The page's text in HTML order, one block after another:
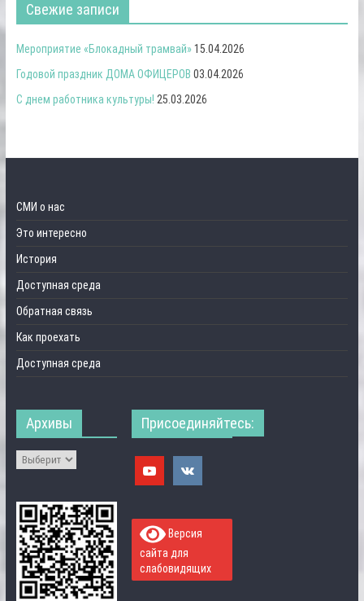
Свежие записи
Мероприятие «Блокадный трамвай» 15.04.2026
Годовой праздник ДОМА ОФИЦЕРОВ 03.04.2026
С днем работника культуры! 25.03.2026
СМИ о нас
Это интересно
История
Доступная среда
Обратная связь
Как проехать
Доступная среда
Архивы Присоединяйтесь:
Версия
сайта для
слабовидящих